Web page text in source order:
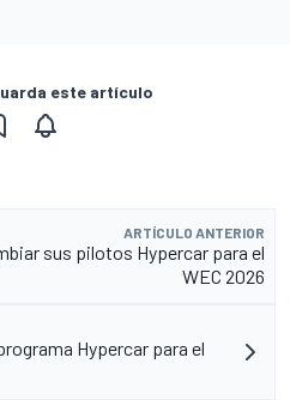
este artículo
ARTÍCULO ANTERIOR
sus pilotos Hypercar para el
WEC 2026
Hypercar para el